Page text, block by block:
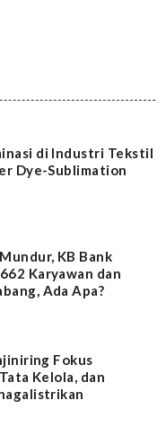
di Industri Tekstil
Dye-Sublimation
KB Bank
Karyawan dan
Ada Apa?
Fokus
Kelola, dan